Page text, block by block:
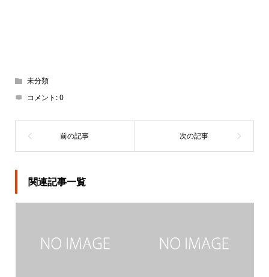
未分類
コメント:0
関連記事一覧